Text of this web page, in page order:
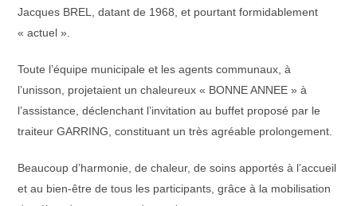
Jacques BREL, datant de 1968, et pourtant formidablement
« actuel ».
Toute l’équipe municipale et les agents communaux, à
l’unisson, projetaient un chaleureux « BONNE ANNEE » à
l’assistance, déclenchant l’invitation au buffet proposé par le
traiteur GARRING, constituant un très agréable prolongement.
Beaucoup d’harmonie, de chaleur, de soins apportés à l’accueil
et au bien-être de tous les participants, grâce à la mobilisation